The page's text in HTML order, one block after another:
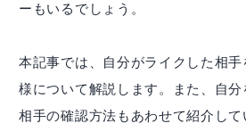
ーもいるでしょう。
本記事では、自分がライクした相
様について解説します。また、自
相手の確認方法もあわせて紹介して